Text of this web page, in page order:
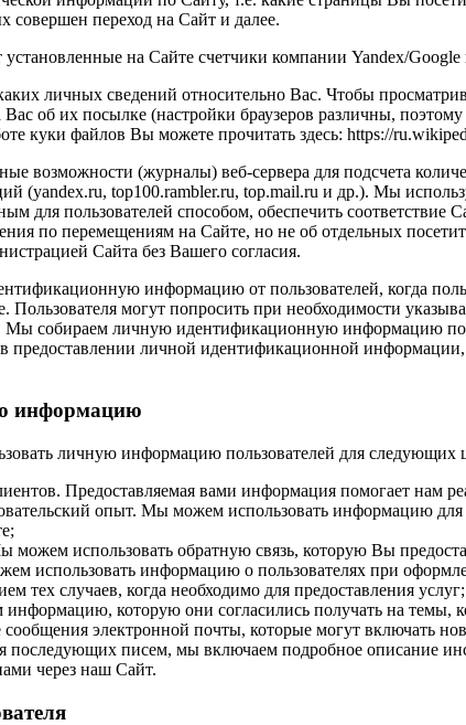
совершен переход на Сайт и далее.
на Сайте счетчики компании Yandex/Google
личных сведений относительно Вас. Чтобы
об их посылке (настройки браузеров различны,
куки файлов Вы можете прочитать здесь: https://
возможности (журналы) веб-сервера для подсчета
(yandex.ru, top100.rambler.ru, top.mail.ru и др.). Мы
для пользователей способом, обеспечить
по перемещениям на Сайте, но не об отдельных
Сайта без Вашего согласия.
информацию от пользователей, когда
Пользователя могут попросить при необходимости
собираем личную идентификационную информацию
в предоставлении личной идентификационной
информацию
личную информацию пользователей для следующих
Предоставляемая вами информация помогает нам
опыт. Мы можем использовать информацию для
использовать обратную связь, которую Вы
использовать информацию о пользователях при
тех случаев, когда необходимо для предоставления услуг;
информацию, которую они согласились получать на темы,
электронной почты, которые могут включать
последующих писем, мы включаем подробное описание
через наш Сайт.